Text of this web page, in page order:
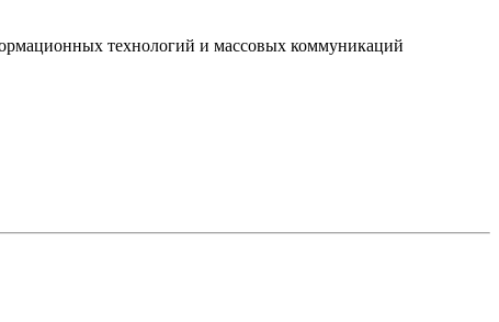
технологий и массовых коммуникаций